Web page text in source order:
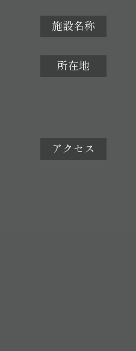
施設名称
所在地
アクセス